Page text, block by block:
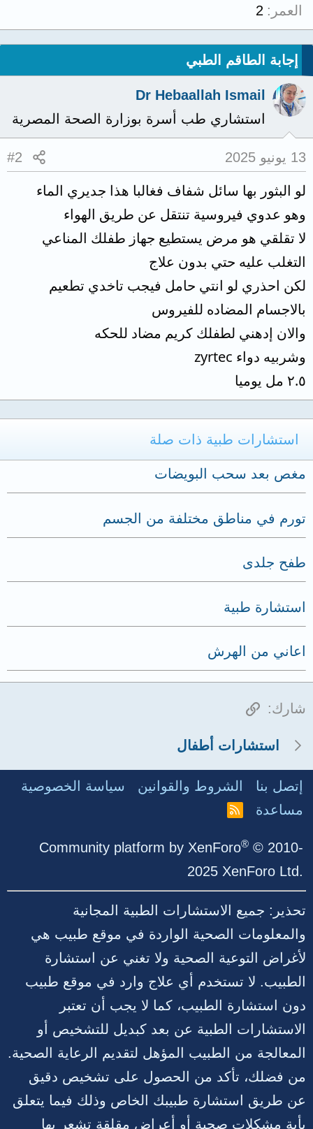
العمر
2
إجابة الطاقم الطبي
Dr Hebaallah Ismail
استشاري طب أسرة بوزارة الصحة المصرية
13 يونيو 2025 #2
لو البثور بها سائل شفاف فغالبا هذا جديري الماء
وهو عدوي فيروسية تنتقل عن طريق الهواء
لا تقلقي هو مرض يستطيع جهاز طفلك المناعي
التغلب عليه حتي بدون علاج
لكن احذري لو انتي حامل فيجب تاخدي تطعيم
بالاجسام المضاده للفيروس
والان إدهني لطفلك كريم مضاد للحكه
وشربيه دواء zyrtec
٢.٥ مل يوميا
استشارات طبية ذات صلة
مغص بعد سحب البويضات
تورم في مناطق مختلفة من الجسم
طفح جلدى
استشارة طبية
اعاني من الهرش
شارك: الرابط
استشارات أطفال
إتصل بنا الشروط والقوانين
سياسة الخصوصية
مساعدة
R
Community platform by XenForo® © 2010-
2025 XenForo Ltd.
تحذير: جميع الاستشارات الطبية المجانية
والمعلومات الصحية الواردة في موقع طبيب هي
لأغراض التوعية الصحية ولا تغني عن استشارة
الطبيب. لا تستخدم أي علاج وارد في موقع طبيب
دون استشارة الطبيب، كما لا يجب أن تعتبر
الاستشارات الطبية عن بعد كبديل للتشخيص أو
المعالجة من الطبيب المؤهل لتقديم الرعاية الصحية.
من فضلك، تأكد من الحصول على تشخيص دقيق
عن طريق استشارة طبيبك الخاص وذلك فيما يتعلق
بأية مشكلات صحية أو أعراض مقلقة تشعر بها